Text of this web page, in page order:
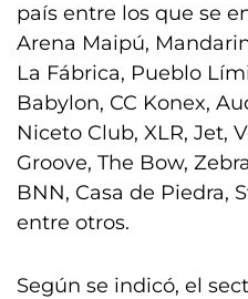
país entre los que se
Arena Maipú,
La Fábrica, Pueblo
Babylon, CC Konex,
Niceto Club, XLR, Jet,
Groove, The Bow,
BNN, Casa de Piedra,
entre otros.
Según se indicó, el